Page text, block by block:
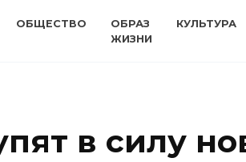
ОБЩЕСТВО
ОБРАЗ
ЖИЗНИ
КУЛЬТУРА
в силу